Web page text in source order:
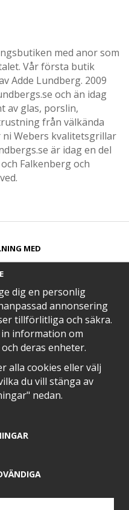
med anor som
Vår första butik
Adde Lundberg. 2009
och än idag
av glas, porslin,
från välkända
Webers kvalitetsgrillar
är idag en del
Falkenberg och
MED​
MED
dig en personlig
annonsering
tillförlitliga och säkra.
in information om
deras enheter.
alla cookies eller välj
du vill stänga av
nedan.